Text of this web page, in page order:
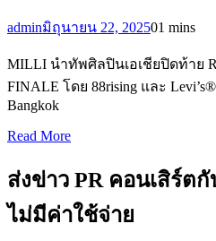
adminมิถุนายน 22, 202501 mins
MILLI นำทัพศิลปินเอเชียปิดท้าย
FINALE โดย 88rising และ
Bangkok
Read More
ส่งข่าว PR คอนเสิร์ตกั
ไม่มีค่าใช้จ่าย